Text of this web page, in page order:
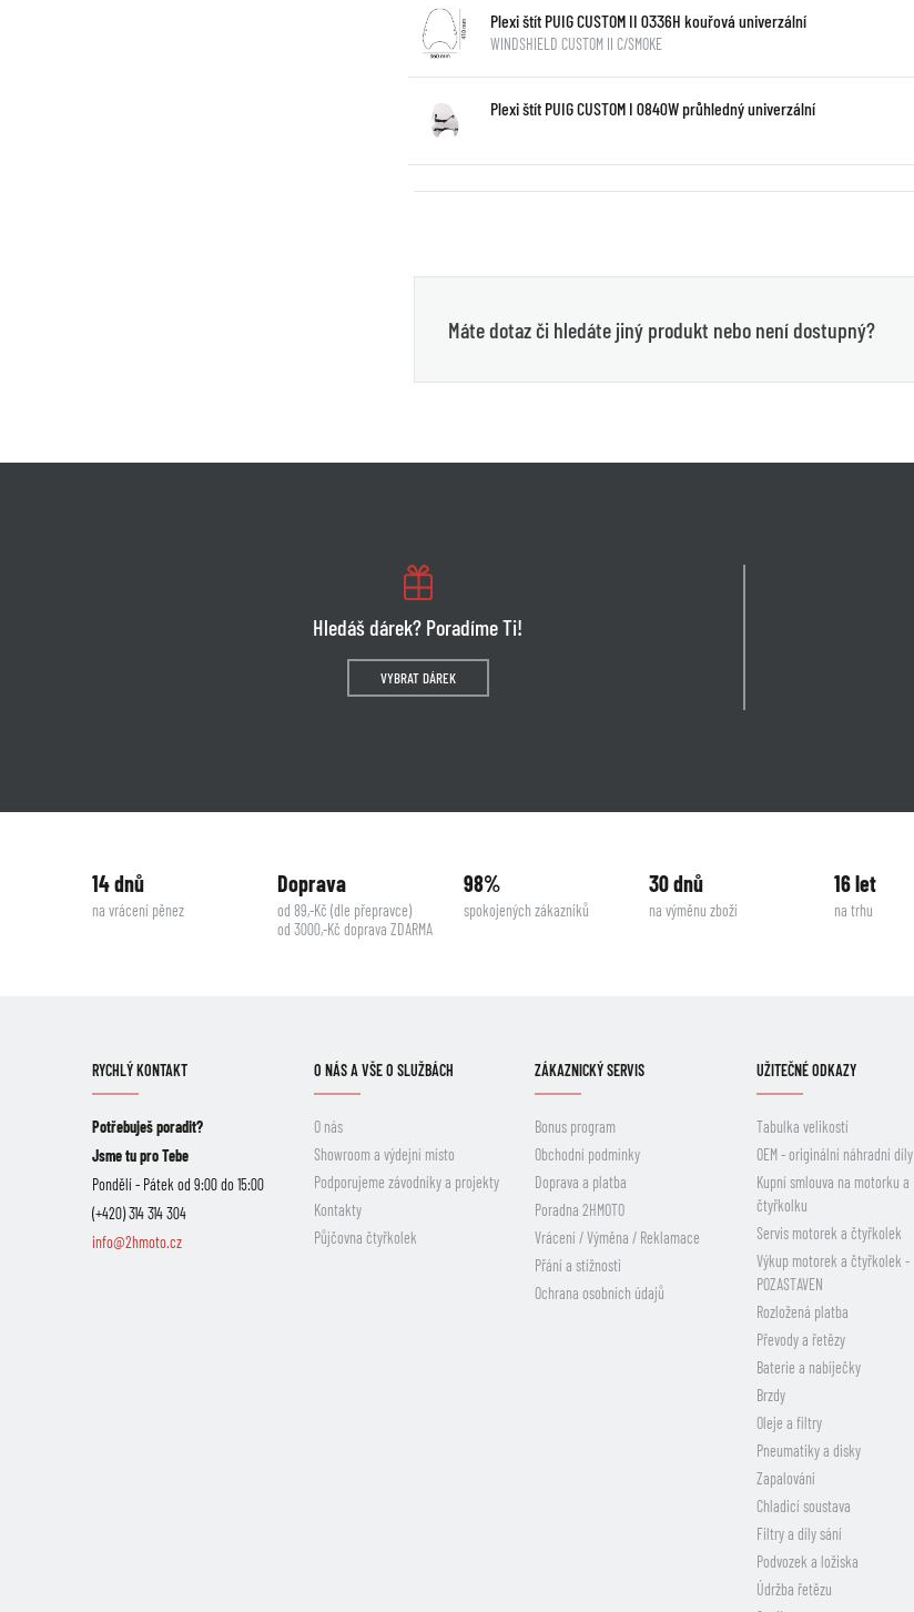
Plexi štít PUIG CUSTOM II 0336H kouřová univerzální
WINDSHIELD CUSTOM II C/SMOKE
Plexi štít PUIG CUSTOM I 0840W průhledný univerzální
Máte dotaz či hledáte jiný produkt nebo není dostupný?
Hledáš dárek? Poradíme Ti!
VYBRAT DÁREK
14 dnů
na vrácení pěnez
Doprava
od 89,-Kč (dle přepravce)
od 3000,-Kč doprava ZDARMA
98%
spokojených zákazníků
30 dnů
na výměnu zboží
16 let
na trhu
RYCHLÝ KONTAKT
Potřebuješ poradit?
Jsme tu pro Tebe
Pondělí - Pátek od 9:00 do 15:00
(+420) 314 314 304
info@2hmoto.cz
O NÁS A VŠE O SLUŽBÁCH
O nás
Showroom a výdejní místo
Podporujeme závodníky a projekty
Kontakty
Půjčovna čtyřkolek
ZÁKAZNICKÝ SERVIS
Bonus program
Obchodní podmínky
Doprava a platba
Poradna 2HMOTO
Vrácení / Výměna / Reklamace
Přání a stížnosti
Ochrana osobních údajů
UŽITEČNÉ ODKAZY
Tabulka velikostí
OEM - originální náhradní díly
Kupní smlouva na motorku a
čtyřkolku
Servis motorek a čtyřkolek
Výkup motorek a čtyřkolek -
POZASTAVEN
Rozložená platba
Převody a řetězy
Baterie a nabíječky
Brzdy
Oleje a filtry
Pneumatiky a disky
Zapalování
Chladicí soustava
Filtry a díly sání
Podvozek a ložiska
Údržba řetězu